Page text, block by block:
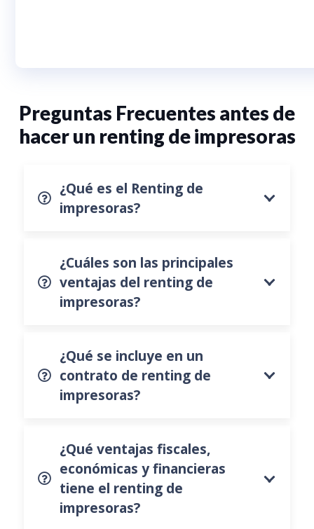
Preguntas Frecuentes antes de
hacer un renting de impresoras
¿Qué es el Renting de
impresoras?
¿Cuáles son las principales
ventajas del renting de
impresoras?
¿Qué se incluye en un
contrato de renting de
impresoras?
¿Qué ventajas fiscales,
económicas y financieras
tiene el renting de
impresoras?